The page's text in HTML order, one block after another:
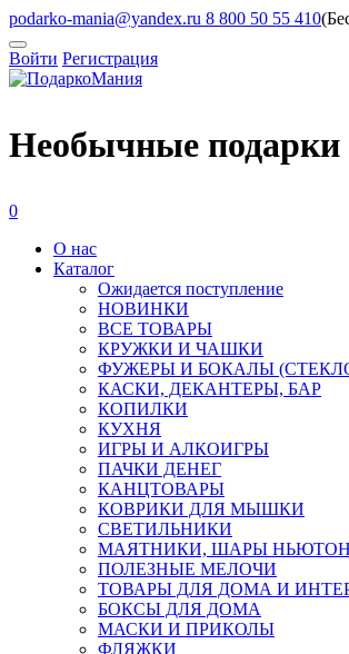
podarko-mania@yandex.ru 8 800 50 55 410
Войти Регистрация
Необычные подарки
0
О нас
Каталог
Ожидается поступление
HОВИНКИ
ВСЕ ТОВАРЫ
КРУЖКИ И ЧАШКИ
ФУЖЕРЫ И БОКАЛЫ
КАСКИ, ДЕКАНТЕРЫ, БАР
КОПИЛКИ
КУХНЯ
ИГРЫ И АЛКОИГРЫ
ПАЧКИ ДЕНЕГ
КАНЦТОВАРЫ
КОВРИКИ ДЛЯ МЫШКИ
СВЕТИЛЬНИКИ
МАЯТНИКИ, ШАРЫ
ПОЛЕЗНЫЕ МЕЛОЧИ
ТОВАРЫ ДЛЯ ДОМА И
БОКСЫ ДЛЯ ДОМА
МАСКИ И ПРИКОЛЫ
ФЛЯЖКИ